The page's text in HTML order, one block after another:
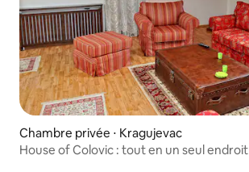
Chambre privée ⋅ Kragujevac
House of Colovic : tout en un seul endroit